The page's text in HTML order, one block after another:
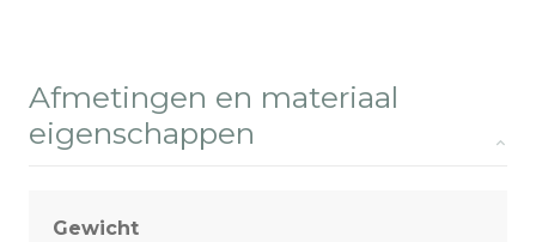
Afmetingen en materiaal
eigenschappen
Gewicht